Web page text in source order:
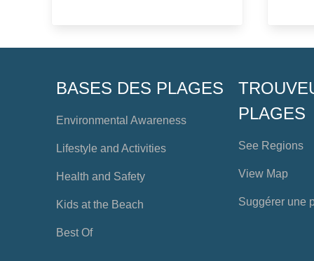
BASES DES PLAGES
Environmental Awareness
Lifestyle and Activities
Health and Safety
Kids at the Beach
Best Of
PLAGES
See Regions
View Map
Suggérer une